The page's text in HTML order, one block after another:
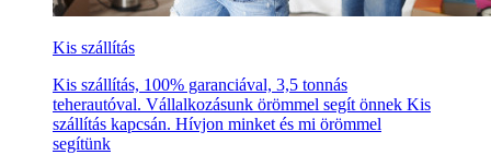
Kis szállítás
Kis szállítás, 100% garanciával, 3,5 tonnás
teherautóval. Vállalkozásunk örömmel segít önnek Kis
szállítás kapcsán. Hívjon minket és mi örömmel
segítünk